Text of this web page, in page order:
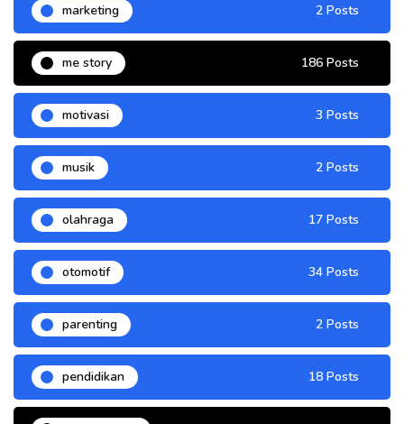
marketing 2 Posts
me story 186 Posts
motivasi 3 Posts
musik 2 Posts
olahraga 17 Posts
otomotif 34 Posts
parenting 2 Posts
pendidikan 18 Posts